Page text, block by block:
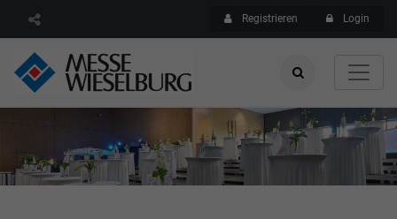
Registrieren Login